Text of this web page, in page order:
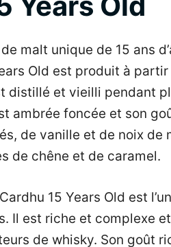
malt unique de 15 ans
Old est produit à
distillé et vieilli pendant
ambrée foncée et son
de vanille et de noix de
de chêne et de caramel.
15 Years Old est
Il est riche et complexe
de whisky. Son goût